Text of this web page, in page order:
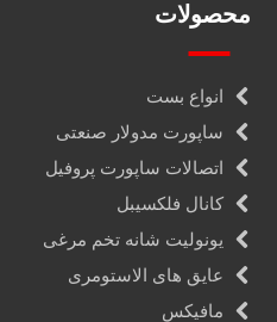
محصولات
انواع بست
ساپورت مدولار صنعتی
اتصالات ساپورت پروفیل
کانال فلکسیبل
یونولیت شانه تخم مرغی
عایق های الاستومری
مافیکس